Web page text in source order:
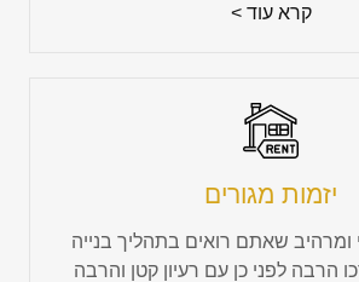
קרא עוד >
יזמות מגורים
ומרהיב שאתם רואים בתהליך בנייה
הרבה לפני כן עם רעיון קטן והרבה